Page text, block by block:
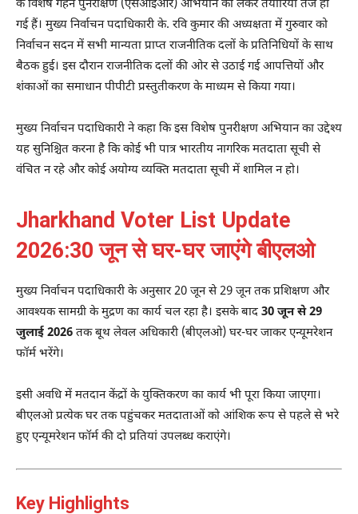
के विशेष गहन पुनरीक्षण (एसआईआर) अभियान को लेकर तैयारियां तेज हो
गई हैं। मुख्य निर्वाचन पदाधिकारी के. रवि कुमार की अध्यक्षता में गुरुवार को
निर्वाचन सदन में सभी मान्यता प्राप्त राजनीतिक दलों के प्रतिनिधियों के साथ
बैठक हुई। इस दौरान राजनीतिक दलों की ओर से उठाई गई आपत्तियों और
शंकाओं का समाधान पीपीटी प्रस्तुतीकरण के माध्यम से किया गया।
मुख्य निर्वाचन पदाधिकारी ने कहा कि इस विशेष पुनरीक्षण अभियान का उद्देश्य
यह सुनिश्चित करना है कि कोई भी पात्र भारतीय नागरिक मतदाता सूची से
वंचित न रहे और कोई अयोग्य व्यक्ति मतदाता सूची में शामिल न हो।
Jharkhand Voter List Update
2026:30 जून से घर-घर जाएंगे बीएलओ
मुख्य निर्वाचन पदाधिकारी के अनुसार 20 जून से 29 जून तक प्रशिक्षण और
आवश्यक सामग्री के मुद्रण का कार्य चल रहा है। इसके बाद 30 जून से 29
जुलाई 2026 तक बूथ लेवल अधिकारी (बीएलओ) घर-घर जाकर एन्यूमरेशन
फॉर्म भरेंगे।
इसी अवधि में मतदान केंद्रों के युक्तिकरण का कार्य भी पूरा किया जाएगा।
बीएलओ प्रत्येक घर तक पहुंचकर मतदाताओं को आंशिक रूप से पहले से भरे
हुए एन्यूमरेशन फॉर्म की दो प्रतियां उपलब्ध कराएंगे।
Key Highlights